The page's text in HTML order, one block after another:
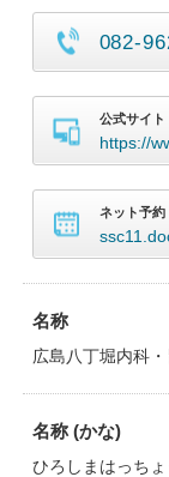
082-
公式サイト
https://
ネット予約
名称
広島八丁堀内科
名称 (かな)
ひろしまはっち